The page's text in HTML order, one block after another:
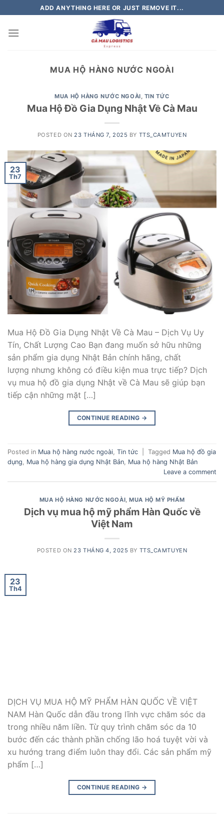
to
content
ADD ANYTHING HERE OR JUST REMOVE IT...
MUA HỘ HÀNG NƯỚC NGOÀI
MUA HỘ HÀNG NƯỚC NGOÀI, TIN TỨC
Mua Hộ Đồ Gia Dụng Nhật Về Cà Mau
POSTED ON 23 THÁNG 7, 2025 BY TTS_CAMTUYEN
23
Th7
Mua Hộ Đồ Gia Dụng Nhật Về Cà Mau – Dịch Vụ Uy
Tín, Chất Lượng Cao Bạn đang muốn sở hữu những
sản phẩm gia dụng Nhật Bản chính hãng, chất
lượng nhưng không có điều kiện mua trực tiếp? Dịch
vụ mua hộ đồ gia dụng Nhật về Cà Mau sẽ giúp bạn
tiếp cận những mặt […]
CONTINUE READING →
Posted in Mua hộ hàng nước ngoài, Tin tức Tagged Mua hộ đồ gia
dụng, Mua hộ hàng gia dụng Nhật Bản, Mua hộ hàng Nhật Bản
Leave a comment
MUA HỘ HÀNG NƯỚC NGOÀI,MUA HỘ MỸ PHẨM
Dịch vụ mua hộ mỹ phẩm Hàn Quốc về
Việt Nam
POSTED ON 23 THÁNG 4, 2025 BY TTS_CAMTUYEN
23
Th4
DỊCH VỤ MUA HỘ MỸ PHẨM HÀN QUỐC VỀ VIỆT
NAM Hàn Quốc dẫn đầu trong lĩnh vực chăm sóc da
trong nhiều năm liền. Từ quy trình chăm sóc da 10
bước đến các thành phần chống lão hoá tuyệt vời và
xu hướng trang điểm luôn thay đổi. Các sản phẩm mỹ
phẩm […]
CONTINUE READING →